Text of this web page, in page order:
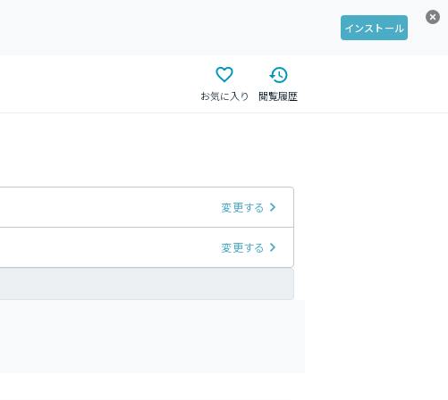
インストール
お気に入り 閲覧履歴
変更する
変更する